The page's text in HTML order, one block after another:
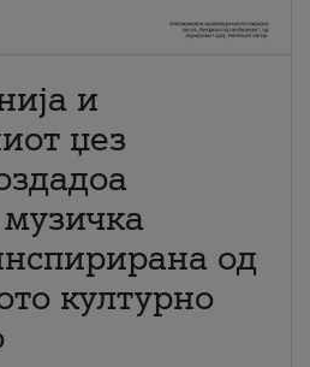
и
џез
од
културно